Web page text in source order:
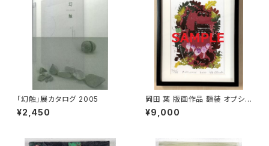
「幻触」展カタログ 2005
¥2,450
岡田 葉 版画作品 額装 オプショ
ン ブラック
¥9,000